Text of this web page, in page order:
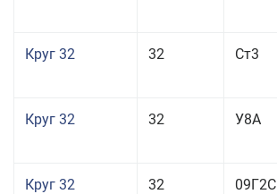
Круг 32 32 Ст3
Круг 32 32 У8А
Круг 32 32 09Г2С